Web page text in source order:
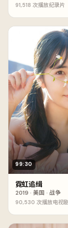
91,518 次播放纪录片
99:30
霓虹追缉
2019 · 美国 · 战争
90,530 次播放电视剧